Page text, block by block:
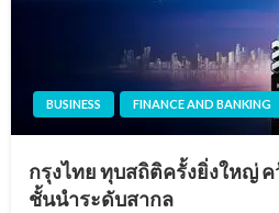
BUSINESS FINANCE AND BANKING
กรุงไทย ทุบสถิติครั้งยิ่งใหญ่ ค
ชั้นนำระดับสากล